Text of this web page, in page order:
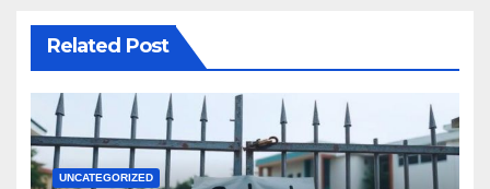
Related Post
UNCATEGORIZED